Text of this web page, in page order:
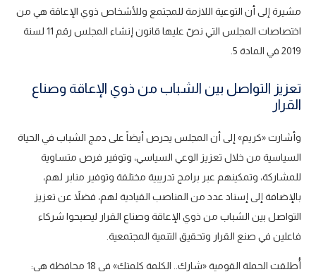
مشيرة إلى أن التوعية اللازمة للمجتمع وللأشخاص ذوي الإعاقة هي من
اختصاصات المجلس التي نصّ عليها قانون إنشاء المجلس رقم 11 لسنة
2019 في المادة 5.
تعزيز التواصل بين الشباب من ذوي الإعاقة وصناع
القرار
وأشارت «كريم» إلى أن المجلس يحرص أيضاً على دمج الشباب في الحياة
السياسية من خلال تعزيز الوعي السياسي، وتوفير فرص متساوية
للمشاركة، وتمكينهم عبر برامج تدريبية مختلفة وتوفير منابر لهم،
بالإضافة إلى إسناد عدد من المناصب القيادية لهم، فضلاً عن تعزيز
التواصل بين الشباب من ذوي الإعاقة وصناع القرار ليصبحوا شركاء
فاعلين في صنع القرار وتحقيق التنمية المجتمعية.
أُطلقت الحملة القومية «شارك.. الكلمة كلمتك» في 18 محافظة هي: